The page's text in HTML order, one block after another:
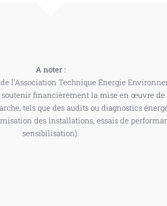
A noter :
l’Association Technique Énergie
financièrement la mise en œuvre
tels que des audits ou diagnostics
des installations, essais de
sensibilisation).